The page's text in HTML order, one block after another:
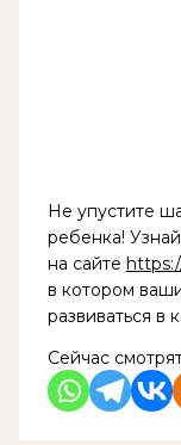
Не упустите
ребенка!
на сайте
в котором
развиваться в
Сейчас